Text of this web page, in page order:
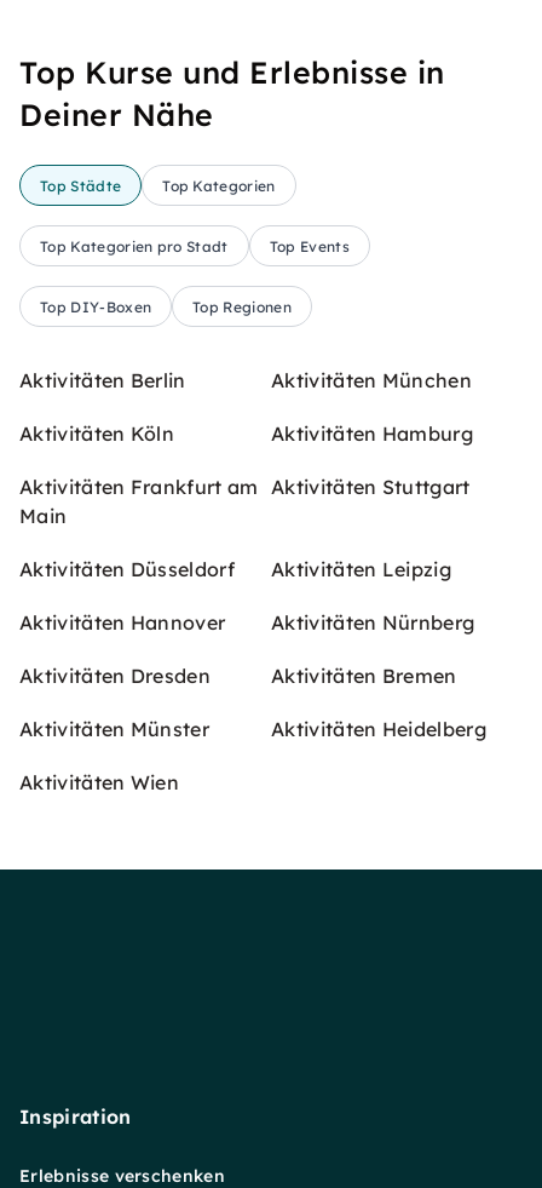
Top Kurse und Erlebnisse in
Deiner Nähe
Top Städte Top Kategorien
Top Kategorien pro Stadt Top Events
Top DIY-Boxen Top Regionen
Aktivitäten Berlin Aktivitäten München
Aktivitäten Köln Aktivitäten Hamburg
Aktivitäten Frankfurt am
Main
Aktivitäten Stuttgart
Aktivitäten Düsseldorf Aktivitäten Leipzig
Aktivitäten Hannover Aktivitäten Nürnberg
Aktivitäten Dresden Aktivitäten Bremen
Aktivitäten Münster Aktivitäten Heidelberg
Aktivitäten Wien
Inspiration
Erlebnisse verschenken